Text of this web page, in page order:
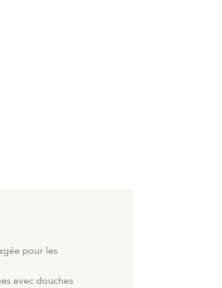
pour les
avec douches